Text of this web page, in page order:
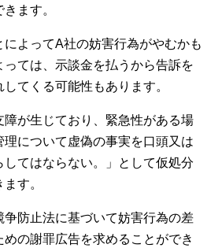
ます。
よってA社の妨害行為がやむかも
っては、示談金を払うから告訴を
てくる可能性もあります。
障が生じており、緊急性がある場
について虚偽の事実を口頭又は
てはならない。」として仮処分
す。
防止法に基づいて妨害行為の差
の謝罪広告を求めることができ